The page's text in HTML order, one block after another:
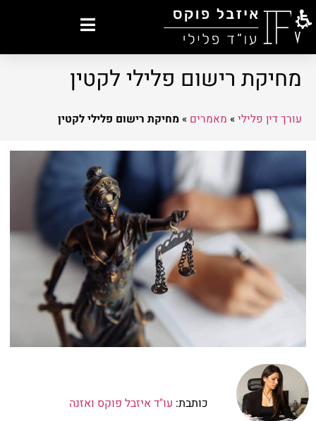
מחיקת רישום פלילי לקטין
עורך דין פלילי» מאמרים »מחיקת רישום פלילי לקטין
כותבת: עו"ד איזבל פוקס ואזנה